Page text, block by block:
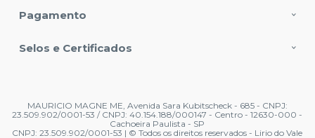
Pagamento
Selos e Certificados
MAURICIO MAGNE ME, Avenida Sara Kubitscheck - 685 - CNPJ:
23.509.902/0001-53 / CNPJ: 40.154.188/000147 - Centro - 12630-000 -
Cachoeira Paulista - SP
CNPJ: 23.509.902/0001-53 | © Todos os direitos reservados - Lirio do Vale